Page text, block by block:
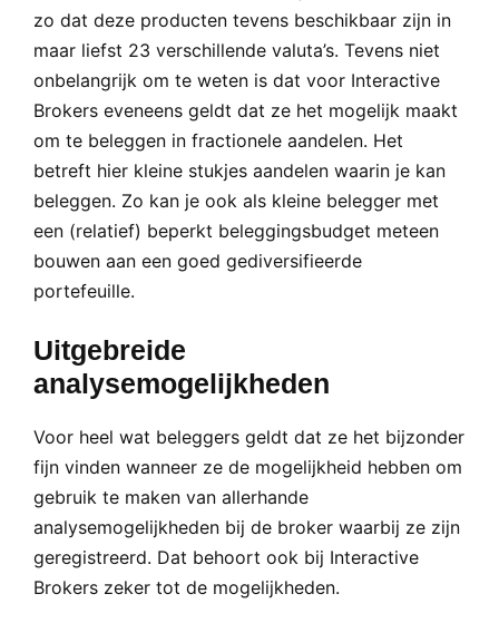
zo dat deze producten tevens beschikbaar zijn in
maar liefst 23 verschillende valuta’s. Tevens niet
onbelangrijk om te weten is dat voor Interactive
Brokers eveneens geldt dat ze het mogelijk maakt
om te beleggen in fractionele aandelen. Het
betreft hier kleine stukjes aandelen waarin je kan
beleggen. Zo kan je ook als kleine belegger met
een (relatief) beperkt beleggingsbudget meteen
bouwen aan een goed gediversifieerde
portefeuille.
Uitgebreide
analysemogelijkheden
Voor heel wat beleggers geldt dat ze het bijzonder
fijn vinden wanneer ze de mogelijkheid hebben om
gebruik te maken van allerhande
analysemogelijkheden bij de broker waarbij ze zijn
geregistreerd. Dat behoort ook bij Interactive
Brokers zeker tot de mogelijkheden.